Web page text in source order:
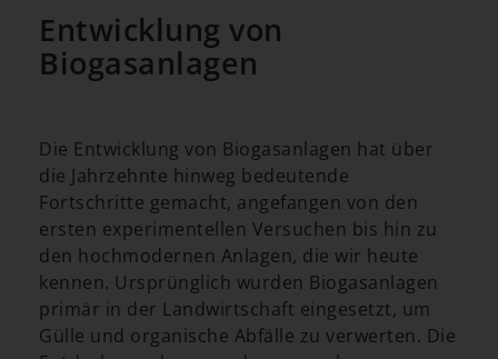
Entwicklung von
Biogasanlagen
Die Entwicklung von Biogasanlagen hat über
die Jahrzehnte hinweg bedeutende
Fortschritte gemacht, angefangen von den
ersten experimentellen Versuchen bis hin zu
den hochmodernen Anlagen, die wir heute
kennen. Ursprünglich wurden Biogasanlagen
primär in der Landwirtschaft eingesetzt, um
Gülle und organische Abfälle zu verwerten. Die